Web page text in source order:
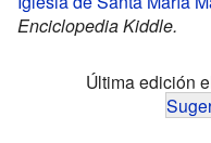
Enciclopedia Kiddle.
Última edición